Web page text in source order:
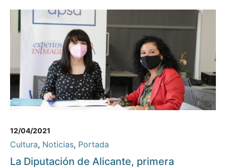
12/04/2021
Cultura, Noticias, Portada
La Diputación de Alicante, primera